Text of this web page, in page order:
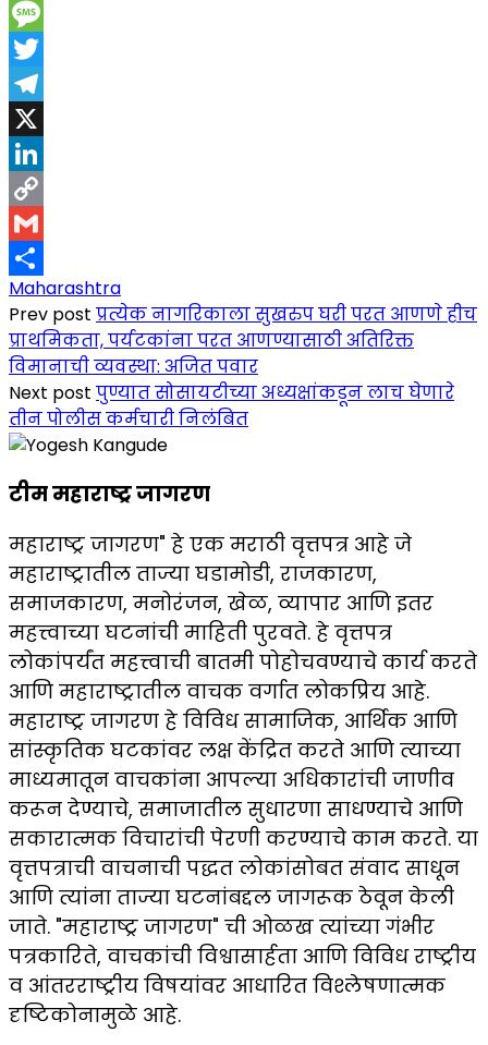
Messenger
Message
Twitter
Telegram
X
LinkedIn
Copy
Link
Gmail
Share
Maharashtra
Prev post प्रत्येक नागरिकाला सुखरुप घरी परत आणणे हीच
प्राथमिकता, पर्यटकांना परत आणण्यासाठी अतिरिक्त
विमानाची व्यवस्था: अजित पवार
Next post पुण्यात सोसायटीच्या अध्यक्षांकडून लाच घेणारे
तीन पोलीस कर्मचारी निलंबित
टीम महाराष्ट्र जागरण
महाराष्ट्र जागरण" हे एक मराठी वृत्तपत्र आहे जे
महाराष्ट्रातील ताज्या घडामोडी, राजकारण,
समाजकारण, मनोरंजन, खेळ, व्यापार आणि इतर
महत्त्वाच्या घटनांची माहिती पुरवते. हे वृत्तपत्र
लोकांपर्यंत महत्त्वाची बातमी पोहोचवण्याचे कार्य करते
आणि महाराष्ट्रातील वाचक वर्गात लोकप्रिय आहे.
महाराष्ट्र जागरण हे विविध सामाजिक, आर्थिक आणि
सांस्कृतिक घटकांवर लक्ष केंद्रित करते आणि त्याच्या
माध्यमातून वाचकांना आपल्या अधिकारांची जाणीव
करून देण्याचे, समाजातील सुधारणा साधण्याचे आणि
सकारात्मक विचारांची पेरणी करण्याचे काम करते. या
वृत्तपत्राची वाचनाची पद्धत लोकांसोबत संवाद साधून
आणि त्यांना ताज्या घटनांबद्दल जागरूक ठेवून केली
जाते. "महाराष्ट्र जागरण" ची ओळख त्यांच्या गंभीर
पत्रकारिते, वाचकांची विश्वासार्हता आणि विविध राष्ट्रीय
व आंतरराष्ट्रीय विषयांवर आधारित विश्लेषणात्मक
दृष्टिकोनामुळे आहे.